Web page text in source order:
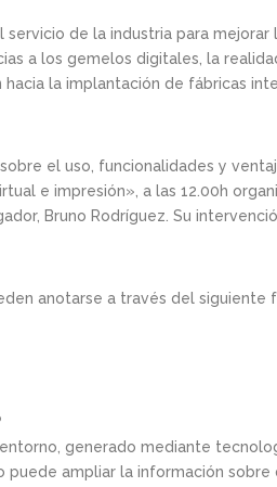
servicio de la industria para
a los gemelos digitales, la
hacia la implantación de fábricas
el uso, funcionalidades y
e impresión», a las 12.00h
Bruno Rodríguez. Su
anotarse a través del siguiente
generado mediante
puede ampliar la información